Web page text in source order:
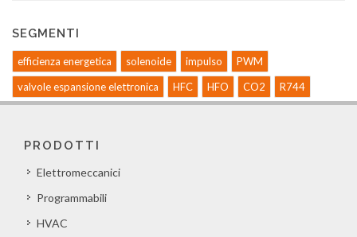
SEGMENTI
efficienza energetica solenoide impulso
PWM
valvole espansione elettronica
HFC HFO CO2 R744
PRODOTTI
Elettromeccanici
Programmabili
HVAC